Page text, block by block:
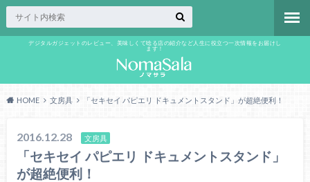
デジタルガジェットのレビュー、美味しくて唸る店の紹介など人生に役立つ一次情報をお届けし
ます！
HOME 文房具 「セキセイ パピエリ ドキュメントスタンド」が超絶便利！
2016.12.28 文房具
「セキセイ パピエリ ドキュメントスタンド」
が超絶便利！